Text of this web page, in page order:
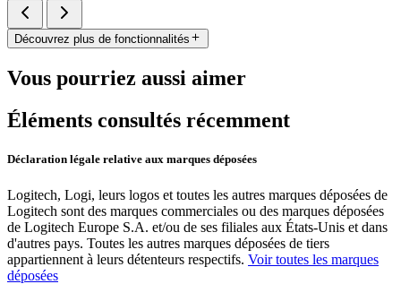
Découvrez plus de fonctionnalités
Vous pourriez aussi aimer
Éléments consultés récemment
Déclaration légale relative aux marques déposées
Logitech, Logi, leurs logos et toutes les autres marques déposées de
Logitech sont des marques commerciales ou des marques déposées
de Logitech Europe S.A. et/ou de ses filiales aux États-Unis et dans
d'autres pays. Toutes les autres marques déposées de tiers
appartiennent à leurs détenteurs respectifs. Voir toutes les marques
déposées